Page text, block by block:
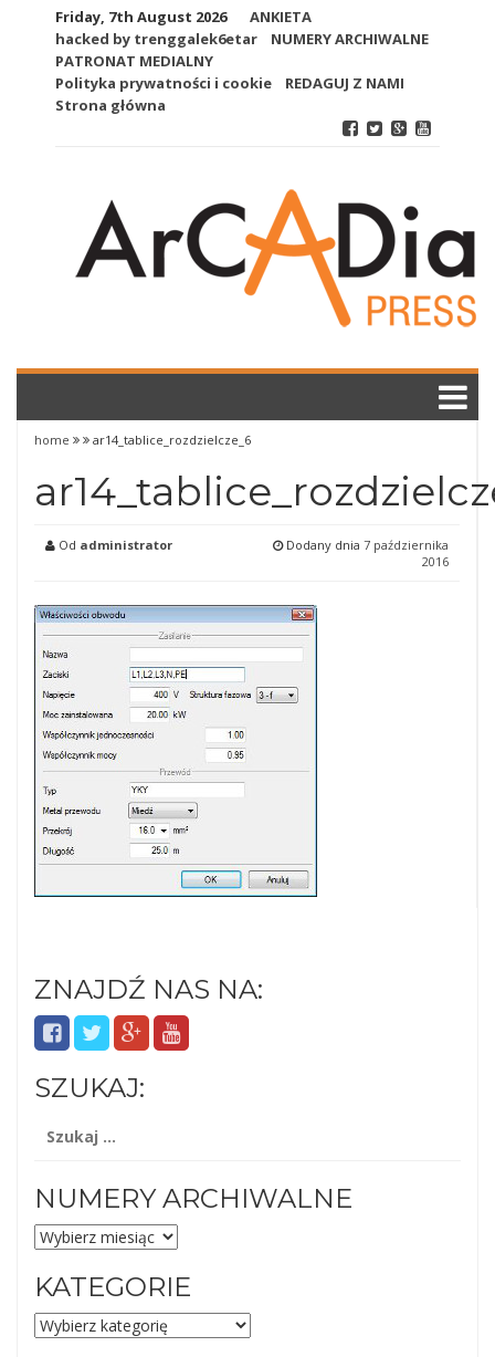
Friday, 7th August 2026
ANKIETA
hacked by trenggalek6etar
NUMERY ARCHIWALNE
PATRONAT MEDIALNY
Polityka prywatności i cookie
REDAGUJ Z NAMI
Strona główna
home ar14_tablice_rozdzielcze_6
Od administrator Dodany dnia 7 października
2016
ZNAJDŹ NAS NA:
SZUKAJ:
NUMERY ARCHIWALNE
NUMERY
ARCHIWALNE
KATEGORIE
KATEGORIE